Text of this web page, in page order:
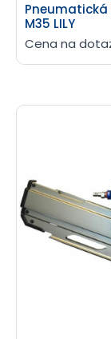
Pneumatická
M35 LILY
Cena na